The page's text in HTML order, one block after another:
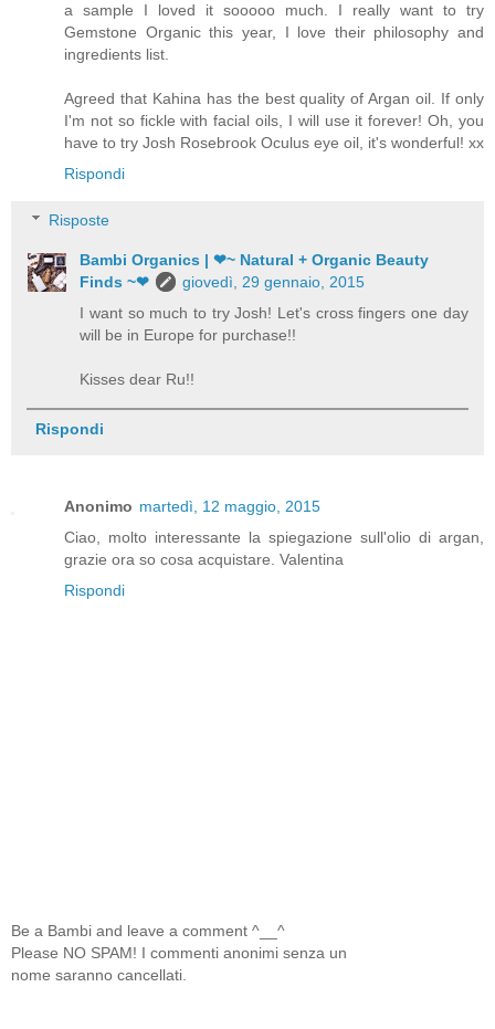
a sample I loved it sooooo much. I really want to try
Gemstone Organic this year, I love their philosophy and
ingredients list.
Agreed that Kahina has the best quality of Argan oil. If only
I'm not so fickle with facial oils, I will use it forever! Oh, you
have to try Josh Rosebrook Oculus eye oil, it's wonderful! xx
Rispondi
Risposte
Bambi Organics | ❤~ Natural + Organic Beauty
Finds ~❤
giovedì, 29 gennaio, 2015
I want so much to try Josh! Let's cross fingers one day
will be in Europe for purchase!!
Kisses dear Ru!!
Rispondi
Anonimo martedì, 12 maggio, 2015
Ciao, molto interessante la spiegazione sull'olio di argan,
grazie ora so cosa acquistare. Valentina
Rispondi
Be a Bambi and leave a comment ^__^
Please NO SPAM! I commenti anonimi senza un
nome saranno cancellati.